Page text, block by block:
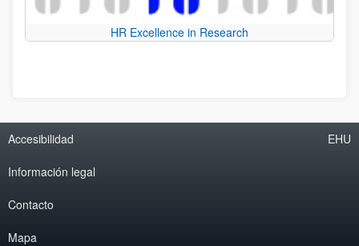
HR Excellence in Research
Accesibilidad
Información legal
Contacto
Mapa
EHU